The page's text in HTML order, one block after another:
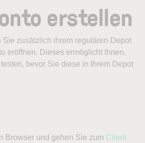
erstellen
Sie zusätzlich ihrem regulären Depot
eröffnen. Dieses ermöglicht Ihnen,
bevor Sie diese in Ihrem Depot
Browser und gehen Sie zum Client